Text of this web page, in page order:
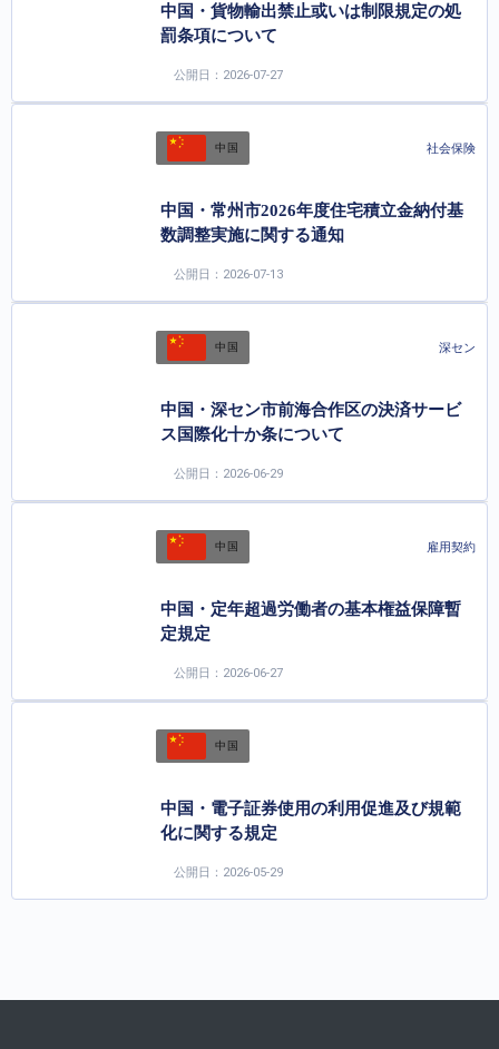
中国・貨物輸出禁止或いは制限規定の処
罰条項について
公開日：2026-07-27
中国 社会保険
中国・常州市2026年度住宅積立金納付基
数調整実施に関する通知
公開日：2026-07-13
中国 深セン
中国・深セン市前海合作区の決済サービ
ス国際化十か条について
公開日：2026-06-29
中国 雇用契約
中国・定年超過労働者の基本権益保障暫
定規定
公開日：2026-06-27
中国
中国・電子証券使用の利用促進及び規範
化に関する規定
公開日：2026-05-29